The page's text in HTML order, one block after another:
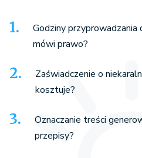
Godziny przyprowadzania
mówi prawo?
Zaświadczenie o
kosztuje?
Oznaczanie treści
przepisy?